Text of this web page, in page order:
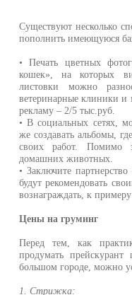
Существуют несколько
пополнить имеющуюся
• Печать цветных
кошек», на которых
листовки можно
ветеринарные клиники и
рекламу – 2/5 тыс.руб.
• В социальных сетях,
же создавать альбомы,
своих работ. Помимо
домашних животных.
• Заключите
будут рекомендовать
вознаграждать, к
Цены на груминг
Перед тем, как
продумать
большом городе, можно
1. Стрижка: